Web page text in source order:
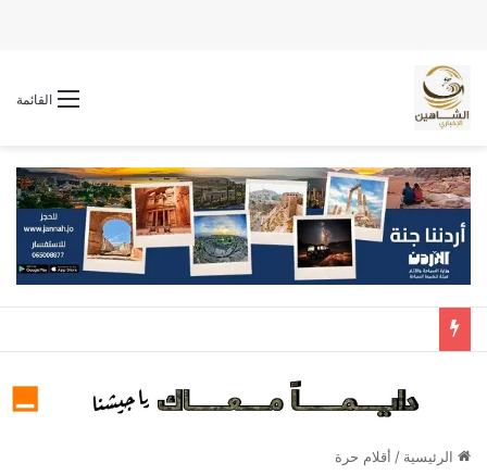
القائمة
الرئيسية / أقلام حرة